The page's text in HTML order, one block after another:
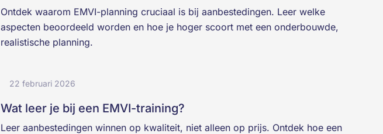
Ontdek waarom EMVI-planning cruciaal is bij aanbestedingen. Leer welke
aspecten beoordeeld worden en hoe je hoger scoort met een onderbouwde,
realistische planning.
22 februari 2026
Wat leer je bij een EMVI-training?
Leer aanbestedingen winnen op kwaliteit, niet alleen op prijs. Ontdek hoe een